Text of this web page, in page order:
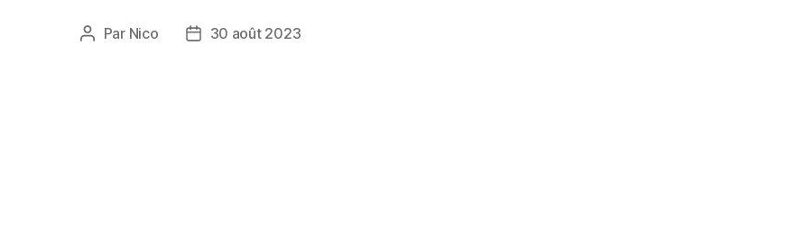
Auteur
Par Nico
Date30 août 2023